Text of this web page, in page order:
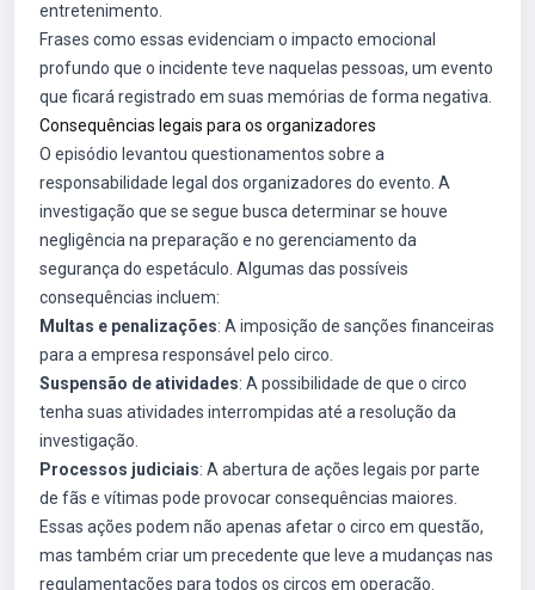
entretenimento.
Frases como essas evidenciam o impacto emocional
profundo que o incidente teve naquelas pessoas, um evento
que ficará registrado em suas memórias de forma negativa.
Consequências legais para os organizadores
O episódio levantou questionamentos sobre a
responsabilidade legal dos organizadores do evento. A
investigação que se segue busca determinar se houve
negligência na preparação e no gerenciamento da
segurança do espetáculo. Algumas das possíveis
consequências incluem:
Multas e penalizações: A imposição de sanções financeiras
para a empresa responsável pelo circo.
Suspensão de atividades: A possibilidade de que o circo
tenha suas atividades interrompidas até a resolução da
investigação.
Processos judiciais: A abertura de ações legais por parte
de fãs e vítimas pode provocar consequências maiores.
Essas ações podem não apenas afetar o circo em questão,
mas também criar um precedente que leve a mudanças nas
regulamentações para todos os circos em operação.